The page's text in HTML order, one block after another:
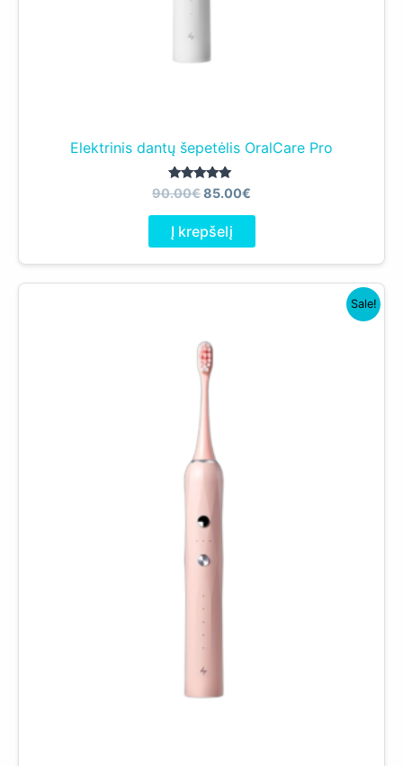
Elektrinis dantų šepetėlis OralCare Pro
Įvertinimas:
iš 5
90.00€Original
was:
90.00€.
85.00€
Į krepšelį
Sale!